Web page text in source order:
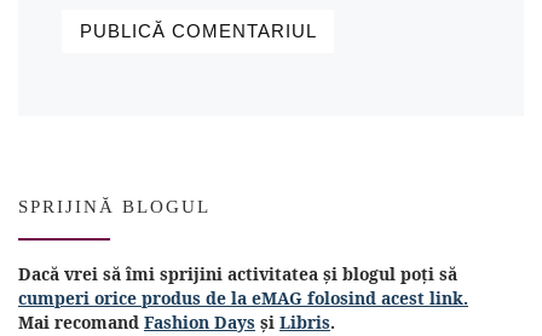
SPRIJINĂ BLOGUL
Dacă vrei să îmi sprijini activitatea și blogul poți să
cumperi orice produs de la eMAG folosind acest link.
Mai recomand Fashion Days și Libris.